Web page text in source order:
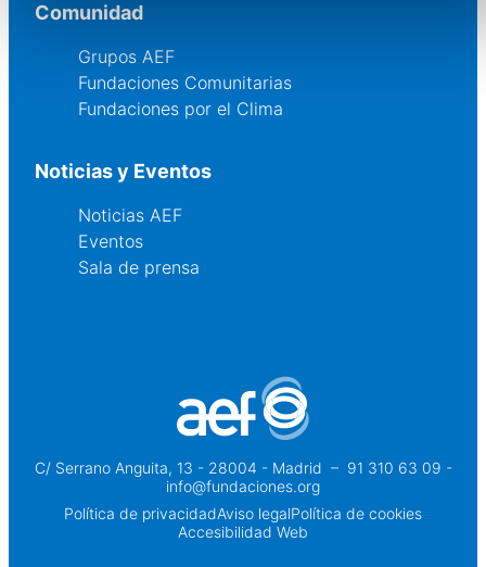
Comunidad
Grupos AEF
Fundaciones Comunitarias
Fundaciones por el Clima
Noticias y Eventos
Noticias AEF
Eventos
Sala de prensa
C/ Serrano Anguita, 13 - 28004 - Madrid – 91 310 63 09 -
info@fundaciones.org
Política de privacidadAviso legalPolítica de cookies
Accesibilidad Web